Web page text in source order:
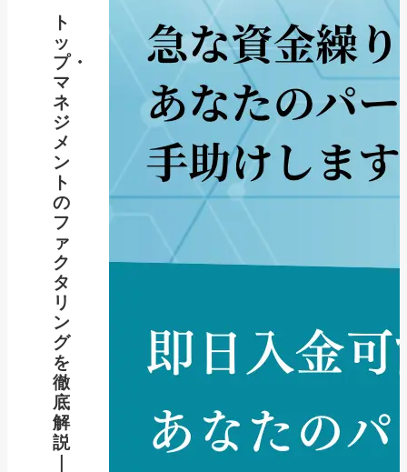
ト
ッ
プ・
マ
ネ
ジ
メ
ン
ト
の
フ
ァ
ク
タ
リ
ン
グ
を
徹
底
解
説